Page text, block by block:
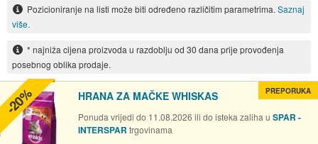
Pozicioniranje na listi može biti određeno različitim parametrima. Saznaj
više.
* najniža cijena proizvoda u razdoblju od 30 dana prije provođenja
posebnog oblika prodaje.
HRANA ZA MAČKE WHISKAS
Ponuda vrijedi do 11.08.2026 ili do isteka zaliha u SPAR -
INTERSPAR trgovinama
PREPORUKA
-20%